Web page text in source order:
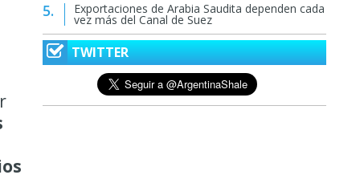
Exportaciones de Arabia Saudita dependen cada
vez más del Canal de Suez
TWITTER